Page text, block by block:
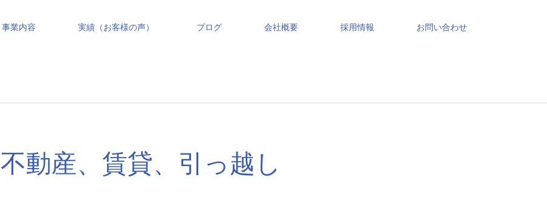
事業内容 実績（お客様の声） ブログ 会社概要 採用情報 お問い合わせ
不動産、賃貸、引っ越し